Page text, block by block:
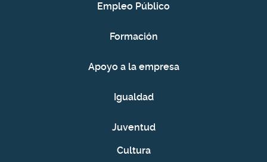
Empleo Público
Formación
Apoyo a la empresa
Igualdad
Juventud
Cultura